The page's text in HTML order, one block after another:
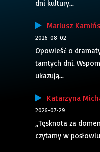
dni kultury...
Mariusz
2026-08-02
Opowieść o
tamtych dni.
ukazują...
Katarzyna
2026-07-29
„Tęsknota za
czytamy w